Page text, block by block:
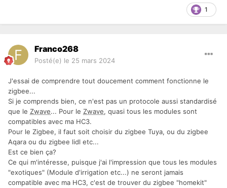
1
Franco268
Posté(e) le 25 mars 2024
J'essai de comprendre tout doucement comment fonctionne le
zigbee...
Si je comprends bien, ce n'est pas un protocole aussi standardisé
que le Zwave... Pour le Zwave, quasi tous les modules sont
compatibles avec ma HC3.
Pour le Zigbee, il faut soit choisir du zigbee Tuya, ou du zigbee
Aqara ou du zigbee lidl etc...
Est ce bien ça?
Ce qui m'intéresse, puisque j'ai l'impression que tous les modules
"exotiques" (Module d'irrigation etc...) ne seront jamais
compatible avec ma HC3, c'est de trouver du zigbee "homekit"